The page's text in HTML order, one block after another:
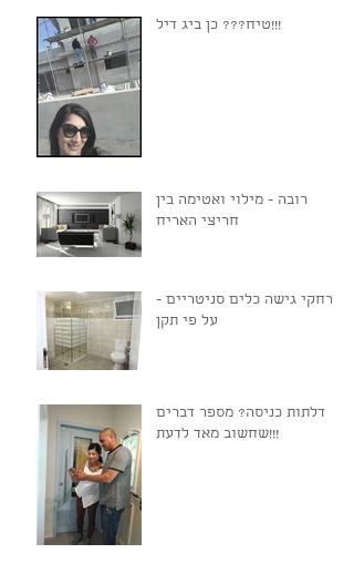
טיח??? כן ביג דיל!!!
רובה - מילוי ואטימה בין
חריצי האריח
מרחקי גישה כלים סניטריים -
על פי תקן
דלתות כניסה? מספר דברים
שחשוב מאד לדעת!!!